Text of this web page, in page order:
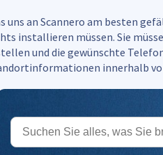
uns an Scannero am besten
installieren müssen. Sie
und die gewünschte
innerhalb